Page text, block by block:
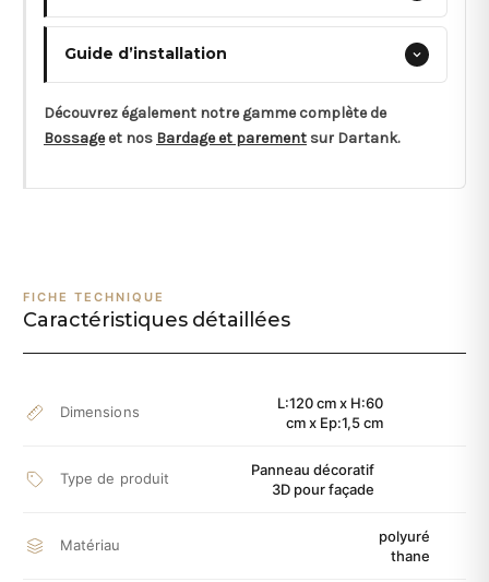
Guide d’installation
Découvrez également notre gamme complète de
Bossageet nos Bardage et parement sur Dartank.
FICHE TECHNIQUE
Caractéristiques détaillées
Dimensions
L:120 cm x H:60
cm x Ep:1,5 cm
Type de produit
Panneau décoratif
3D pour façade
Matériau
polyuré
thane